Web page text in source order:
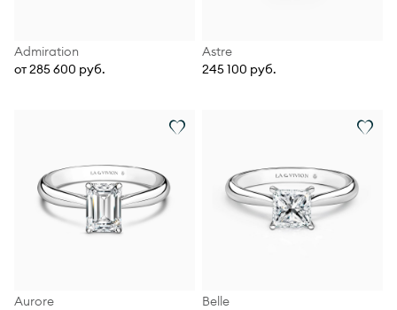
Admiration
от 285 600 руб.
Astre
245 100 руб.
Aurore
Belle